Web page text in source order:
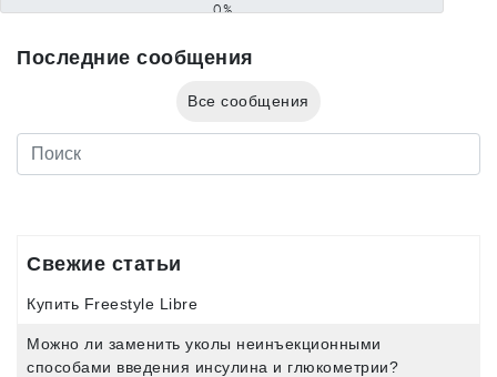
0%
Последние сообщения
Все сообщения
Свежие статьи
Купить Freestyle Libre
Можно ли заменить уколы неинъекционными
способами введения инсулина и глюкометрии?